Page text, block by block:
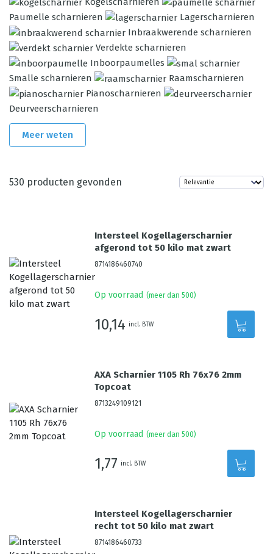
Paumelle scharnieren
Lagerscharnieren
Inbraakwerende scharnieren
Verdekte scharnieren
Inboorpaumelles
Smalle scharnieren
Raamscharnieren
Pianoscharnieren
Deurveerscharnieren
Meer weten
530 producten gevonden
Intersteel Kogellagerscharnier
afgerond tot 50 kilo mat zwart
8714186460740
Op voorraad (meer dan 500)
10,14 incl. BTW
AXA Scharnier 1105 Rh 76x76 2mm
Topcoat
8713249109121
Op voorraad (meer dan 500)
1,77 incl. BTW
Intersteel Kogellagerscharnier
recht tot 50 kilo mat zwart
8714186460733